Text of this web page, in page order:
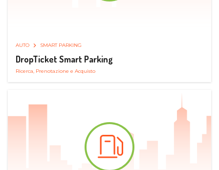
AUTO SMART PARKING
DropTicket Smart Parking
Ricerca, Prenotazione e Acquisto